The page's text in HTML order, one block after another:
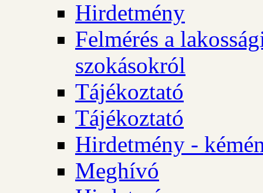
Hirdetmény
Felmérés a
szokásokról
Tájékoztató
Tájékoztató
Hirdetmény -
Meghívó